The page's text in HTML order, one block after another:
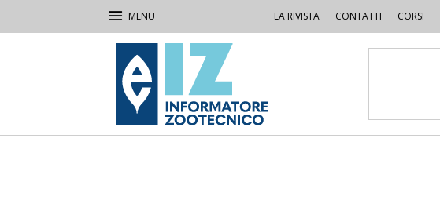
LA RIVISTA CONTATTI CORSI
IZ
Informatore
Zootecnico